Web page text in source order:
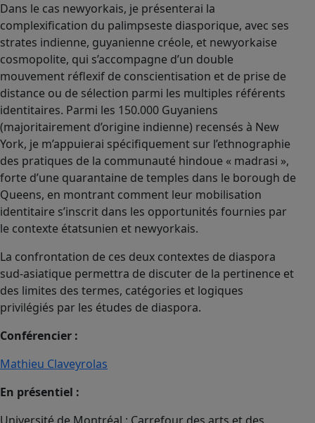
Dans le cas newyorkais, je présenterai la
complexification du palimpseste diasporique, avec ses
strates indienne, guyanienne créole, et newyorkaise
cosmopolite, qui s’accompagne d’un double
mouvement réflexif de conscientisation et de prise de
distance ou de sélection parmi les multiples référents
identitaires. Parmi les 150.000 Guyaniens
(majoritairement d’origine indienne) recensés à New
York, je m’appuierai spécifiquement sur l’ethnographie
des pratiques de la communauté hindoue « madrasi »,
forte d’une quarantaine de temples dans le borough de
Queens, en montrant comment leur mobilisation
identitaire s’inscrit dans les opportunités fournies par
le contexte étatsunien et newyorkais.
La confrontation de ces deux contextes de diaspora
sud-asiatique permettra de discuter de la pertinence et
des limites des termes, catégories et logiques
privilégiés par les études de diaspora.
Conférencier :
Mathieu Claveyrolas
En présentiel :